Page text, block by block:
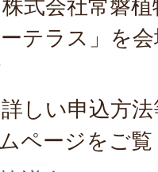
式会社常磐
テラス」を
しい申込方
ページをご